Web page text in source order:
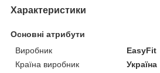
Характеристики
Основні атрибути
Виробник
EasyFit
Країна виробник
Україна